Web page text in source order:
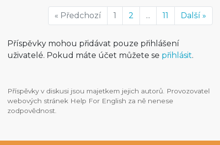
« Předchozí 1 2 ... 11 Další »
Příspěvky mohou přidávat pouze přihlášení
uživatelé. Pokud máte účet můžete se přihlásit.
Příspěvky v diskusi jsou majetkem jejich autorů. Provozovatel
webových stránek Help For English za ně nenese
zodpovědnost.